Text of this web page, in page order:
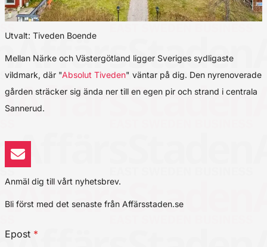
Utvalt: Tiveden Boende
Mellan Närke och Västergötland ligger Sveriges sydligaste
vildmark, där "Absolut Tiveden" väntar på dig. Den nyrenoverade
gården sträcker sig ända ner till en egen pir och strand i centrala
Sannerud.
Anmäl dig till vårt nyhetsbrev.
Bli först med det senaste från Affärsstaden.se
Epost *